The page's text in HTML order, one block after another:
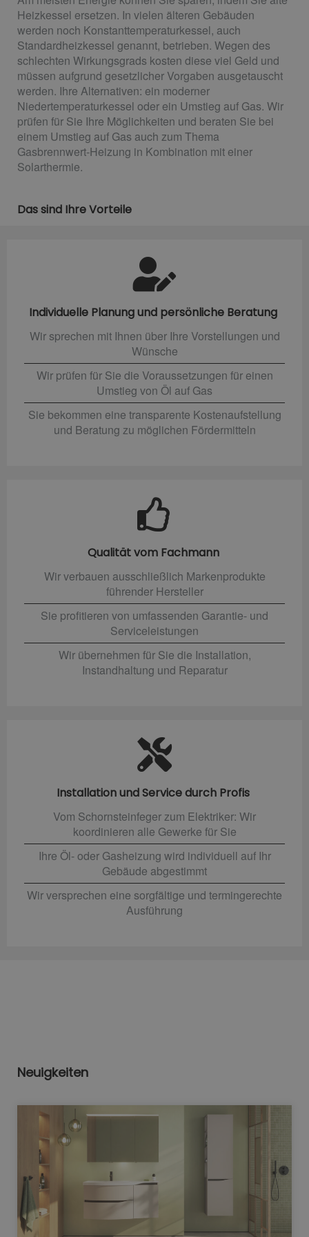
Heizkessel ersetzen. In vielen älteren Gebäuden
werden noch Konstanttemperaturkessel, auch
Standardheizkessel genannt, betrieben. Wegen des
schlechten Wirkungsgrads kosten diese viel Geld und
müssen aufgrund gesetzlicher Vorgaben ausgetauscht
werden. Ihre Alternativen: ein moderner
Niedertemperaturkessel oder ein Umstieg auf Gas. Wir
prüfen für Sie Ihre Möglichkeiten und beraten Sie bei
einem Umstieg auf Gas auch zum Thema
Gasbrennwert-Heizung in Kombination mit einer
Solarthermie.
Das sind Ihre Vorteile
Individuelle Planung und persönliche Beratung
Wir sprechen mit Ihnen über Ihre Vorstellungen und
Wünsche
Wir prüfen für Sie die Voraussetzungen für einen
Umstieg von Öl auf Gas
Sie bekommen eine transparente Kostenaufstellung
und Beratung zu möglichen Fördermitteln
Qualität vom Fachmann
Wir verbauen ausschließlich Markenprodukte
führender Hersteller
Sie profitieren von umfassenden Garantie- und
Serviceleistungen
Wir übernehmen für Sie die Installation,
Instandhaltung und Reparatur
Installation und Service durch Profis
Vom Schornsteinfeger zum Elektriker: Wir
koordinieren alle Gewerke für Sie
Ihre Öl- oder Gasheizung wird individuell auf Ihr
Gebäude abgestimmt
Wir versprechen eine sorgfältige und termingerechte
Ausführung
Neuigkeiten